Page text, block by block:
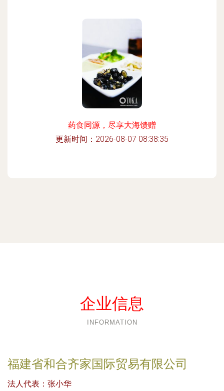
药食同源，尽享大海馈赠
更新时间：2026-08-07 08:38:35
企业信息
INFORMATION
福建省和合齐家国际贸易有限公司
法人代表： 张小华